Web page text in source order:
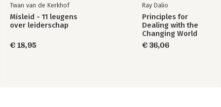
Twan van de Kerkhof
Misleid - 11 leugens
over leiderschap
€ 18,95
Ray Dalio
Principles for
Dealing with the
Changing World
Order
€ 36,06